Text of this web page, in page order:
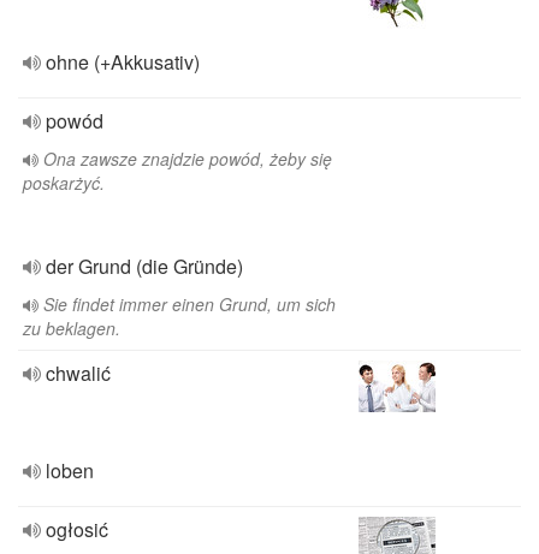
ohne (+Akkusativ)
powód
Ona zawsze znajdzie powód, żeby się
poskarżyć.
der Grund (die Gründe)
Sie findet immer einen Grund, um sich
zu beklagen.
chwalić
loben
ogłosić